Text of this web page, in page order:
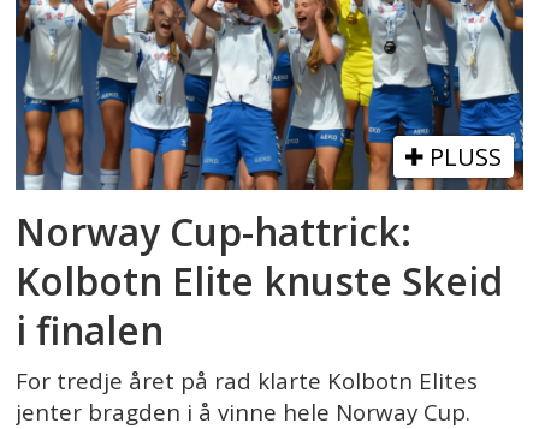
PLUSS
Norway Cup-hattrick:
Kolbotn Elite knuste Skeid
i finalen
For tredje året på rad klarte Kolbotn Elites
jenter bragden i å vinne hele Norway Cup.